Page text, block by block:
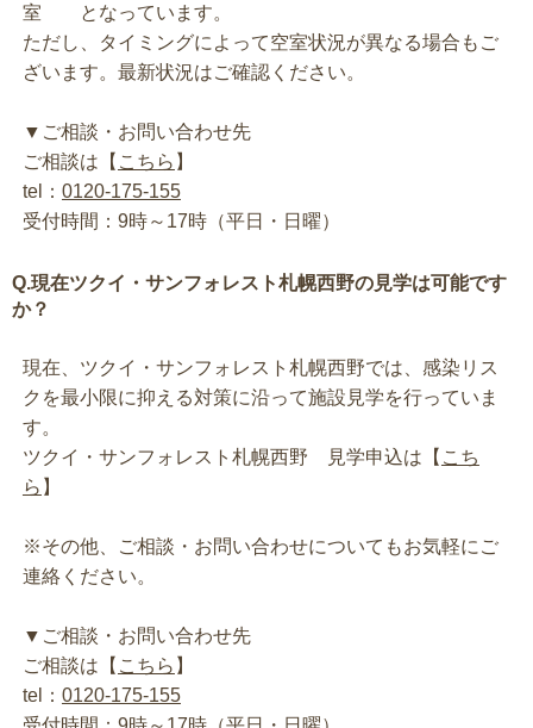
室 となっています。
ただし、タイミングによって空室状況が異なる場合もご
ざいます。最新状況はご確認ください。
▼ご相談・お問い合わせ先
ご相談は【 こちら 】
tel： 0120-175-155
受付時間：9時～17時（平日・日曜）
Q.現在ツクイ・サンフォレスト札幌西野の見学は可能です
か？
現在、ツクイ・サンフォレスト札幌西野では、感染リス
クを最小限に抑える対策に沿って施設見学を行っていま
す。
ツクイ・サンフォレスト札幌西野 見学申込は【 こち
ら 】
※その他、ご相談・お問い合わせについてもお気軽にご
連絡ください。
▼ご相談・お問い合わせ先
ご相談は【 こちら 】
tel： 0120-175-155